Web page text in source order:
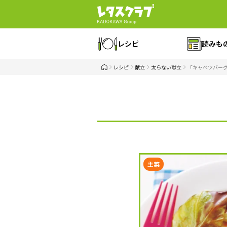
レシピ 読みも
レシピ 献立 太らない献立 「キャベツバー
主菜